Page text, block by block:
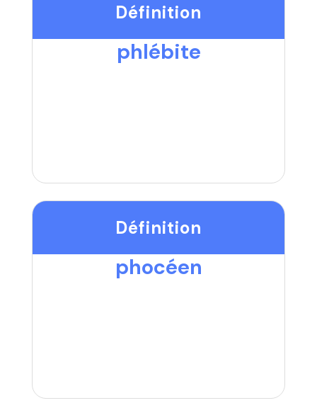
Définition
phlébite
Définition
phocéen